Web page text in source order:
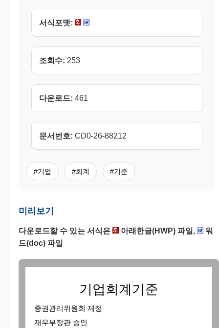
서식포맷:
조회수: 253
다운로드: 461
문서번호: CD0-26-88212
#기업 #회계 #기준
미리보기
다운로드할 수 있는 서식은 아래한글(HWP) 파일,
워
드(doc) 파일
기업회계기준
증권관리위원회 제정
재무부장관 승인